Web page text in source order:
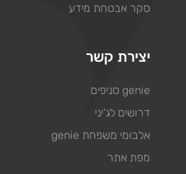
סקר אבטחת מידע
יצירת קשר
genie סניפים
דרושים לג'יני
אלבומי משפחת genie
מפת אתר